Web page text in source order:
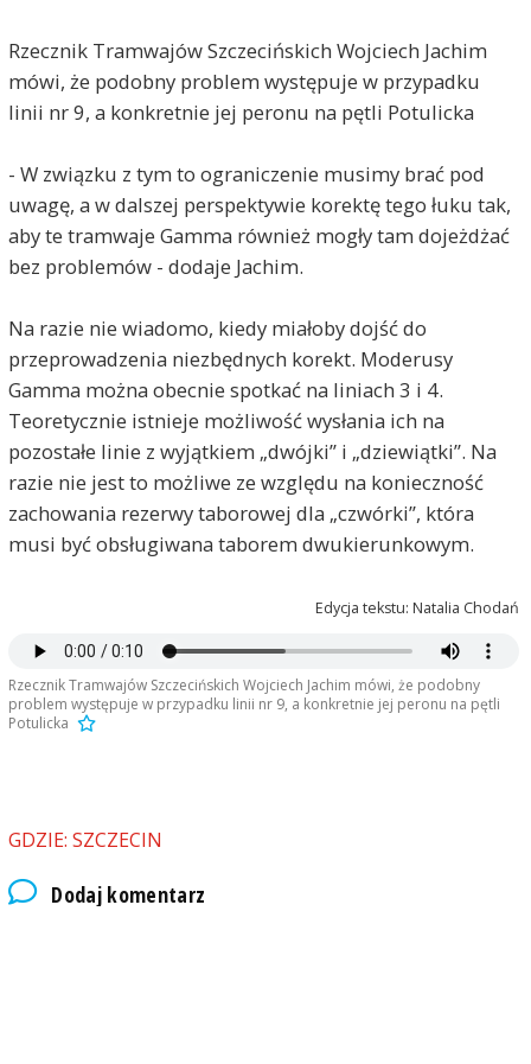
Rzecznik Tramwajów Szczecińskich Wojciech Jachim
mówi, że podobny problem występuje w przypadku
linii nr 9, a konkretnie jej peronu na pętli Potulicka
- W związku z tym to ograniczenie musimy brać pod
uwagę, a w dalszej perspektywie korektę tego łuku tak,
aby te tramwaje Gamma również mogły tam dojeżdżać
bez problemów - dodaje Jachim.
Na razie nie wiadomo, kiedy miałoby dojść do
przeprowadzenia niezbędnych korekt. Moderusy
Gamma można obecnie spotkać na liniach 3 i 4.
Teoretycznie istnieje możliwość wysłania ich na
pozostałe linie z wyjątkiem „dwójki” i „dziewiątki”. Na
razie nie jest to możliwe ze względu na konieczność
zachowania rezerwy taborowej dla „czwórki”, która
musi być obsługiwana taborem dwukierunkowym.
Edycja tekstu: Natalia Chodań
Rzecznik Tramwajów Szczecińskich Wojciech Jachim mówi, że podobny
problem występuje w przypadku linii nr 9, a konkretnie jej peronu na pętli
Potulicka
GDZIE: SZCZECIN
Dodaj komentarz